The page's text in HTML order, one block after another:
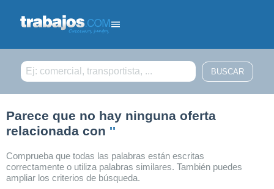
Parece que no hay ninguna oferta
relacionada con ''
Comprueba que todas las palabras están escritas
correctamente o utiliza palabras similares. También puedes
ampliar los criterios de búsqueda.